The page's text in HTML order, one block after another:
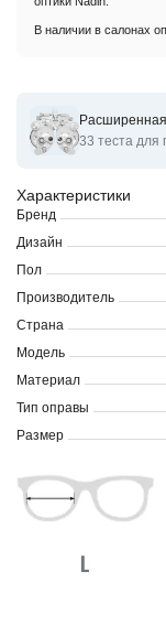
Оправы для очков
Характеристики
Бренд
Дизайн
Пол
Производитель
Страна
Модель
Материал
Тип оправы
Размер
В наличии в салонах
Расширенная
33 теста для